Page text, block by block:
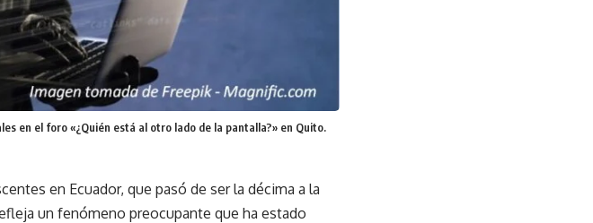
en el foro «¿Quién está al otro lado de la pantalla?» en Quito.
en Ecuador, que pasó de ser la décima a la
un fenómeno preocupante que ha estado